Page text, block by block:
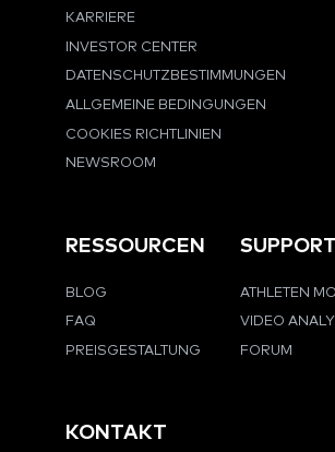
KARRIERE
INVESTOR CENTER
DATENSCHUTZBESTIMMUNGEN
ALLGEMEINE BEDINGUNGEN
COOKIES RICHTLINIEN
NEWSROOM
RESSOURCEN
BLOG
FAQ
PREISGESTALTUNG
SUPPORT
ATHLETEN
VIDEO
FORUM
KONTAKT